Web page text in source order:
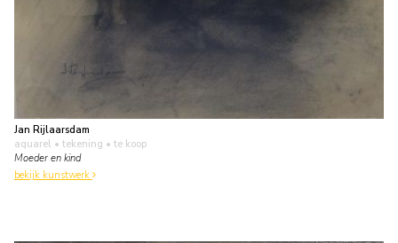
Jan Rijlaarsdam
aquarel • tekening • te koop
Moeder en kind
bekijk kunstwerk